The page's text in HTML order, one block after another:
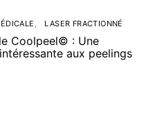
LASER FRACTIONNÉ
Coolpeel© : Une
aux peelings